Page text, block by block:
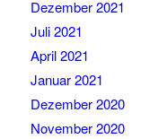
Dezember 2021
Juli 2021
April 2021
Januar 2021
Dezember 2020
November 2020